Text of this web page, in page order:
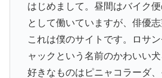
はじめまして。昼間はバイク
として働いていますが、俳優志
これは僕のサイトです。ロサ
ャックという名前のかわいい犬
好きなものはピニャコラーダ